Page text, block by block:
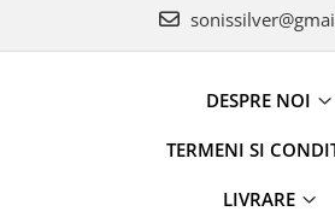
DESPRE NOI
TERMENI SI
LIVRARE